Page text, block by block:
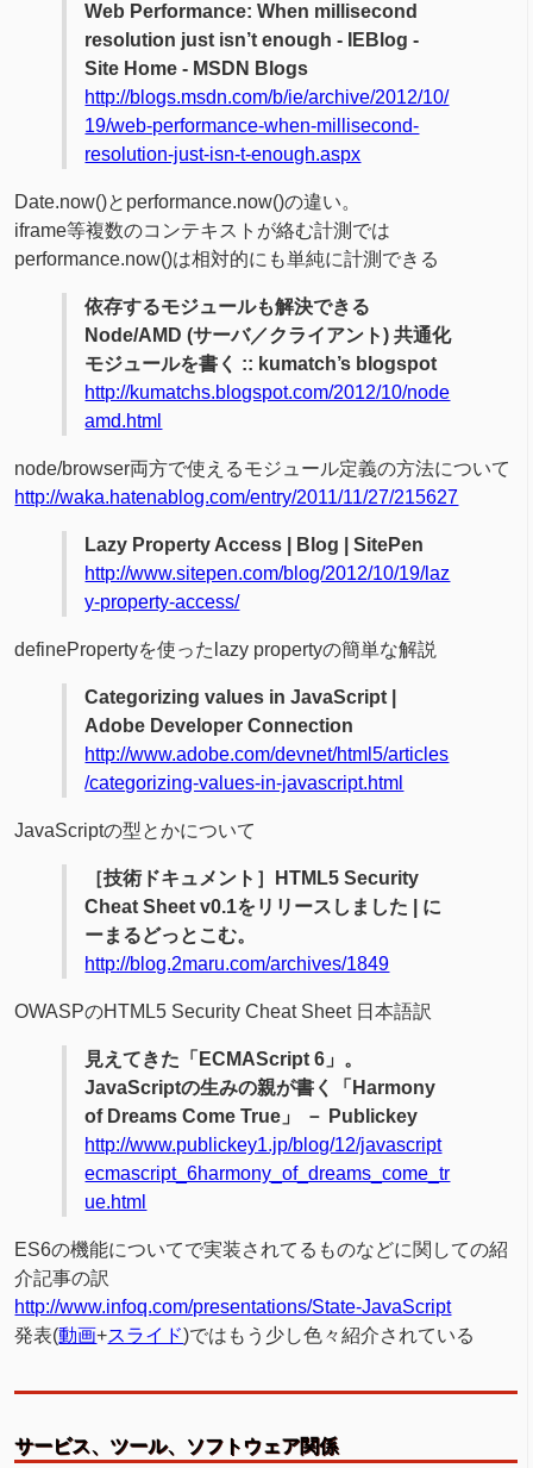
Web Performance: When millisecond
resolution just isn’t enough - IEBlog -
Site Home - MSDN Blogs
http://blogs.msdn.com/b/ie/archive/2012/10/
19/web-performance-when-millisecond-
resolution-just-isn-t-enough.aspx
Date.now()とperformance.now()の違い。
iframe等複数のコンテキストが絡む計測では
performance.now()は相対的にも単純に計測できる
依存するモジュールも解決できる
Node/AMD (サーバ／クライアント) 共通化
モジュールを書く :: kumatch’s blogspot
http://kumatchs.blogspot.com/2012/10/node
amd.html
node/browser両方で使えるモジュール定義の方法について
http://waka.hatenablog.com/entry/2011/11/27/215627
Lazy Property Access | Blog | SitePen
http://www.sitepen.com/blog/2012/10/19/laz
y-property-access/
definePropertyを使ったlazy propertyの簡単な解説
Categorizing values in JavaScript |
Adobe Developer Connection
http://www.adobe.com/devnet/html5/articles
/categorizing-values-in-javascript.html
JavaScriptの型とかについて
［技術ドキュメント］HTML5 Security
Cheat Sheet v0.1をリリースしました | に
ーまるどっとこむ。
http://blog.2maru.com/archives/1849
OWASPのHTML5 Security Cheat Sheet 日本語訳
見えてきた「ECMAScript 6」。
JavaScriptの生みの親が書く「Harmony
of Dreams Come True」 － Publickey
http://www.publickey1.jp/blog/12/javascript
ecmascript_6harmony_of_dreams_come_tr
ue.html
ES6の機能についてで実装されてるものなどに関しての紹
介記事の訳
http://www.infoq.com/presentations/State-JavaScript
発表(動画+スライド)ではもう少し色々紹介されている
サービス、ツール、ソフトウェア関係